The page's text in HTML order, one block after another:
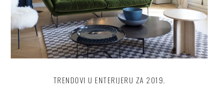
TRENDOVI U ENTERIJERU ZA 2019.